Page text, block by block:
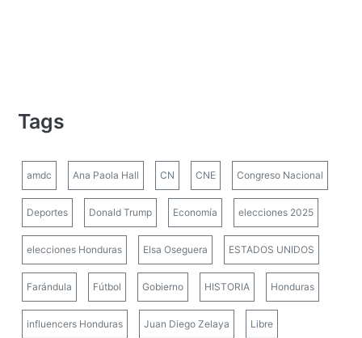
Tags
amdc Ana Paola Hall CN CNE Congreso Nacional
Deportes Donald Trump Economía elecciones 2025
elecciones Honduras Elsa Oseguera ESTADOS UNIDOS
Farándula Fútbol Gobierno HISTORIA Honduras
influencers Honduras Juan Diego Zelaya Libre